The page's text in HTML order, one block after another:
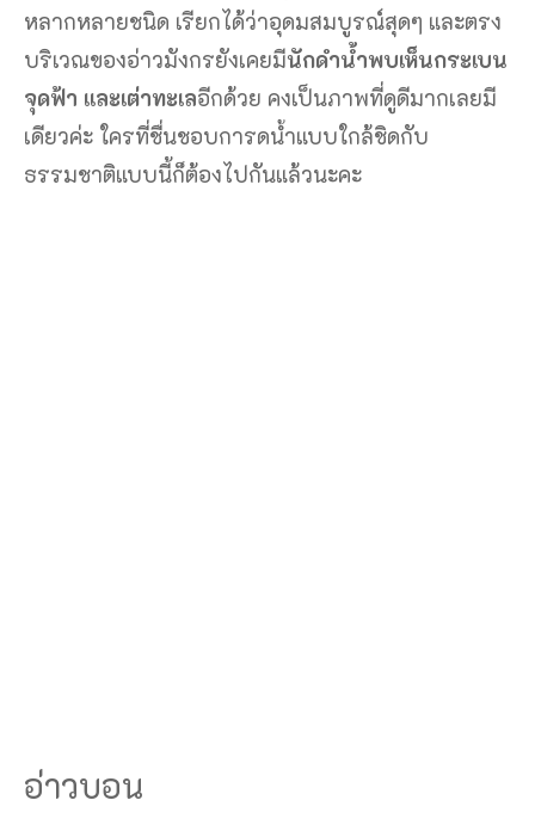
หลากหลายชนิด เรียกได้ว่าอุดมสมบูรณ์สุดๆ และตรง
บริเวณของอ่าวมังกรยังเคยมีนักดำน้ำพบเห็นกระเบน
จุดฟ้า และเต่าทะเลอีกด้วย คงเป็นภาพที่ดูดีมากเลยมี
เดียวค่ะ ใครที่ชื่นชอบการดน้ำแบบใกล้ชิดกับ
ธรรมชาติแบบนี้ก็ต้องไปกันแล้วนะคะ
อ่าวบอน